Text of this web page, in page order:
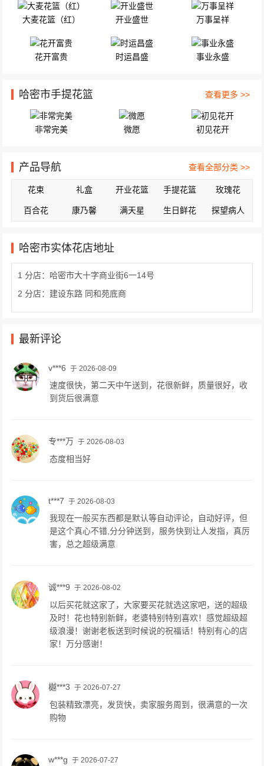
大麦花篮（红） 开业盛世 万事呈祥
花开富贵 时运昌盛 事业永盛
哈密市手提花篮 查看更多 >>
非常完美 微愿 初见花开
产品导航 查看全部分类 >>
花束 礼盒 开业花篮 手提花篮 玫瑰花
百合花 康乃馨 满天星 生日鲜花 探望病人
哈密市实体花店地址
1 分店：哈密市大十字商业街6一14号
2 分店：建设东路 同和苑底商
最新评论
v***6 于 2026-08-09
速度很快，第二天中午送到，花很新鲜，质量很好，收
到货后很满意
专***万 于 2026-08-03
态度相当好
t***7 于 2026-08-03
我现在一般买东西都是默认等自动评论，自动好评，但
是这个真心不错,分分钟送到，服务快到让人发指，真厉
害，总之超级满意
诚***9 于 2026-08-02
以后买花就这家了，大家要买花就选这家吧，送的超级
及时！花也特别新鲜，老婆特别特别喜欢！感觉超级超
级浪漫！谢谢老板送到时候说的祝福话！特别有心的店
家！万分感谢！
樾***3 于 2026-07-27
包装精致漂亮，发货快，卖家服务周到，很满意的一次
购物
w***g 于 2026-07-27